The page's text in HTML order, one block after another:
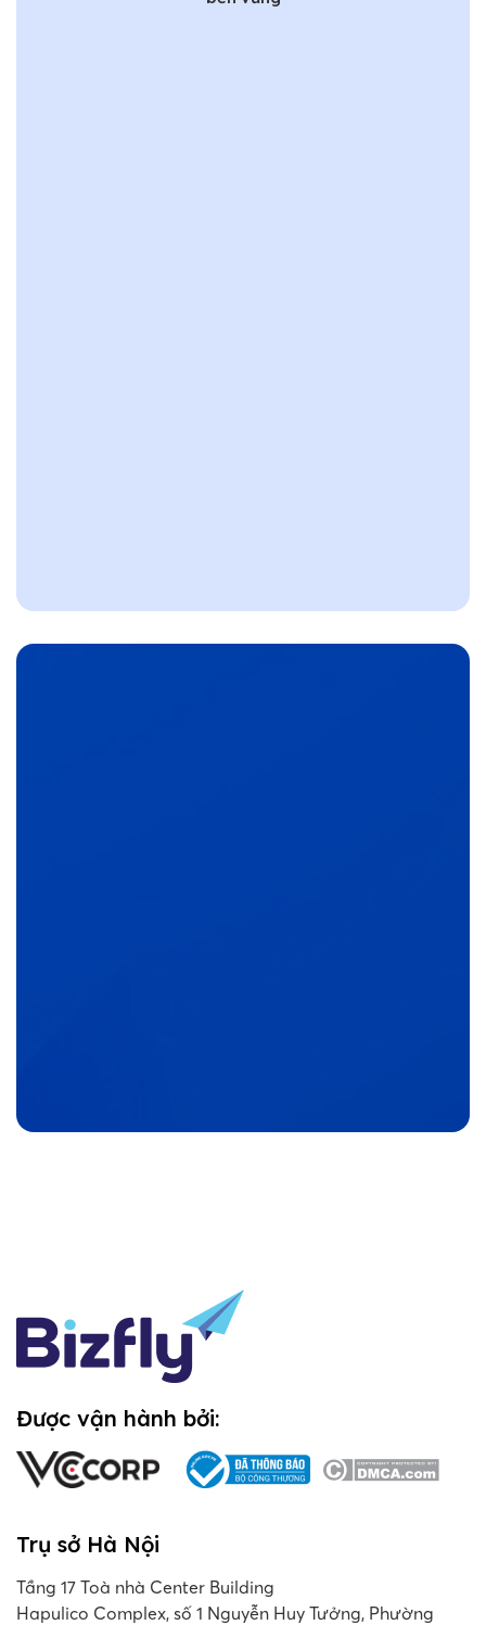
Được vận hành bởi:
Trụ sở Hà Nội
Tầng 17 Toà nhà Center Building
Hapulico Complex, số 1 Nguyễn Huy Tưởng, Phường